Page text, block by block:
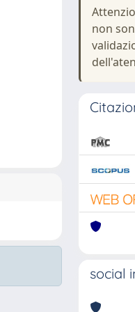
non
social